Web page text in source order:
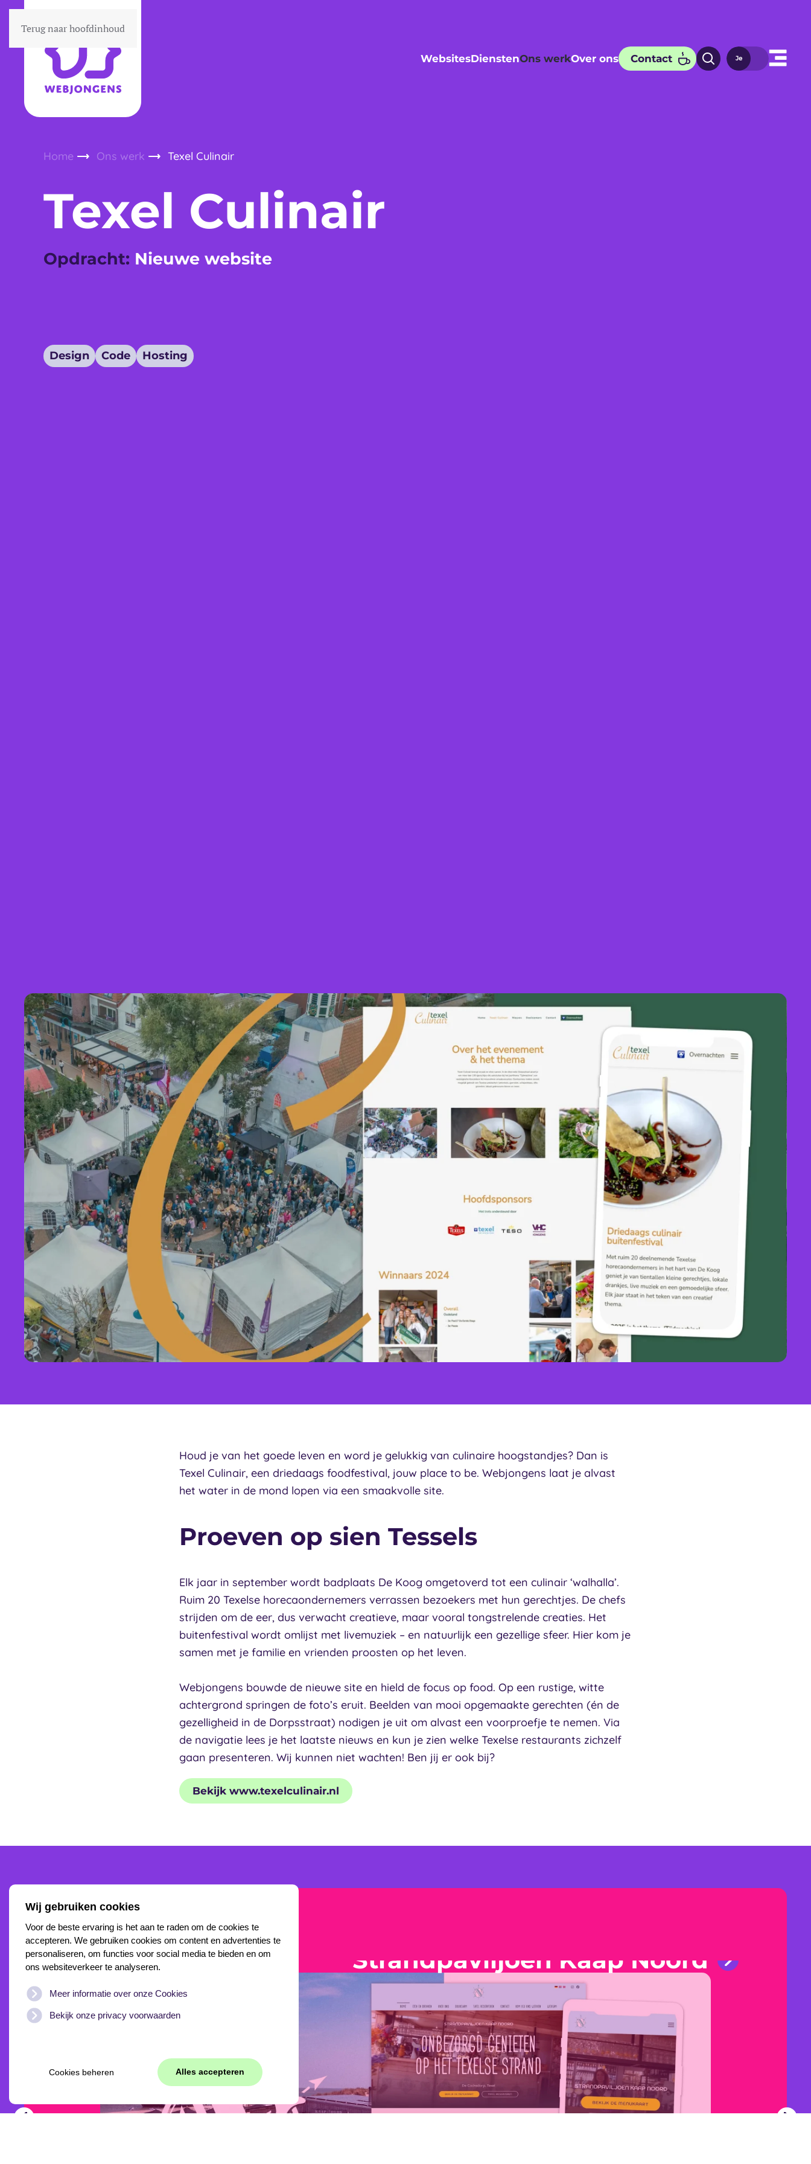
Wij gebruiken cookies
Voor de beste ervaring is het aan te raden om de cookies te
accepteren. We gebruiken cookies om content en advertenties te
personaliseren, om functies voor social media te bieden en om
ons websiteverkeer te analyseren.
Meer informatie over onze Cookies
Bekijk onze privacy voorwaarden
Cookies beheren Alles accepteren
Terug naar hoofdinhoud
WebsitesDienstenOns werkOver ons Contact
Home Ons werk Texel Culinair
Texel Culinair
Opdracht: Nieuwe website
Design Code Hosting
Houd je van het goede leven en word je gelukkig van culinaire hoogstandjes? Dan is
Texel Culinair, een driedaags foodfestival, jouw place to be. Webjongens laat je alvast
het water in de mond lopen via een smaakvolle site.
Proeven op sien Tessels
Elk jaar in september wordt badplaats De Koog omgetoverd tot een culinair ‘walhalla’.
Ruim 20 Texelse horecaondernemers verrassen bezoekers met hun gerechtjes. De chefs
strijden om de eer, dus verwacht creatieve, maar vooral tongstrelende creaties. Het
buitenfestival wordt omlijst met livemuziek – en natuurlijk een gezellige sfeer. Hier kom je
samen met je familie en vrienden proosten op het leven.
Webjongens bouwde de nieuwe site en hield de focus op food. Op een rustige, witte
achtergrond springen de foto’s eruit. Beelden van mooi opgemaakte gerechten (én de
gezelligheid in de Dorpsstraat) nodigen je uit om alvast een voorproefje te nemen. Via
de navigatie lees je het laatste nieuws en kun je zien welke Texelse restaurants zichzelf
gaan presenteren. Wij kunnen niet wachten! Ben jij er ook bij?
Bekijk www.texelculinair.nl
Bekijk
ander
werk
Strandpaviljoen Kaap Noord